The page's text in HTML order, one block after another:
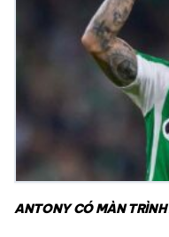
ANTONY CÓ MÀN TRÌNH